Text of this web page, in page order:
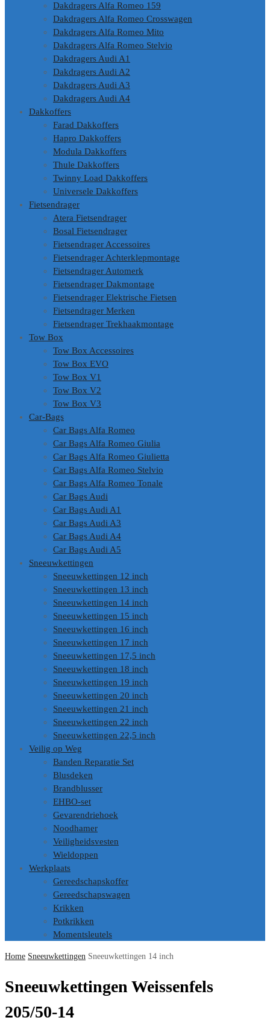
Dakdragers Alfa Romeo 159
Dakdragers Alfa Romeo Crosswagen
Dakdragers Alfa Romeo Mito
Dakdragers Alfa Romeo Stelvio
Dakdragers Audi A1
Dakdragers Audi A2
Dakdragers Audi A3
Dakdragers Audi A4
Dakkoffers
Farad Dakkoffers
Hapro Dakkoffers
Modula Dakkoffers
Thule Dakkoffers
Twinny Load Dakkoffers
Universele Dakkoffers
Fietsendrager
Atera Fietsendrager
Bosal Fietsendrager
Fietsendrager Accessoires
Fietsendrager Achterklepmontage
Fietsendrager Automerk
Fietsendrager Dakmontage
Fietsendrager Elektrische Fietsen
Fietsendrager Merken
Fietsendrager Trekhaakmontage
Tow Box
Tow Box Accessoires
Tow Box EVO
Tow Box V1
Tow Box V2
Tow Box V3
Car-Bags
Car Bags Alfa Romeo
Car Bags Alfa Romeo Giulia
Car Bags Alfa Romeo Giulietta
Car Bags Alfa Romeo Stelvio
Car Bags Alfa Romeo Tonale
Car Bags Audi
Car Bags Audi A1
Car Bags Audi A3
Car Bags Audi A4
Car Bags Audi A5
Sneeuwkettingen
Sneeuwkettingen 12 inch
Sneeuwkettingen 13 inch
Sneeuwkettingen 14 inch
Sneeuwkettingen 15 inch
Sneeuwkettingen 16 inch
Sneeuwkettingen 17 inch
Sneeuwkettingen 17,5 inch
Sneeuwkettingen 18 inch
Sneeuwkettingen 19 inch
Sneeuwkettingen 20 inch
Sneeuwkettingen 21 inch
Sneeuwkettingen 22 inch
Sneeuwkettingen 22,5 inch
Veilig op Weg
Banden Reparatie Set
Blusdeken
Brandblusser
EHBO-set
Gevarendriehoek
Noodhamer
Veiligheidsvesten
Wieldoppen
Werkplaats
Gereedschapskoffer
Gereedschapswagen
Krikken
Potkrikken
Momentsleutels
Home Sneeuwkettingen Sneeuwkettingen 14 inch
Sneeuwkettingen Weissenfels
205/50-14